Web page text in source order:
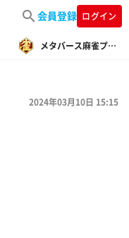
会員登録 ログイン
メタバース麻雀プロジェクト
2024年03月10日 15:15